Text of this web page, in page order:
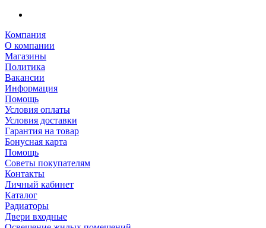
Компания
О компании
Магазины
Политика
Вакансии
Информация
Помощь
Условия оплаты
Условия доставки
Гарантия на товар
Бонусная карта
Помощь
Советы покупателям
Контакты
Личный кабинет
Каталог
Радиаторы
Двери входные